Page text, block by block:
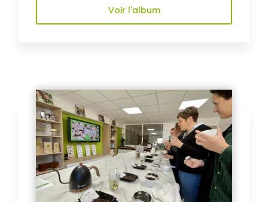
Voir l'album